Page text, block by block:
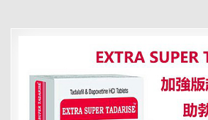
們
色
戒